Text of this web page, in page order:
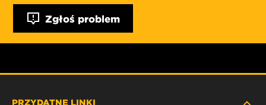
Zgłoś problem
PRZYDATNE LINKI